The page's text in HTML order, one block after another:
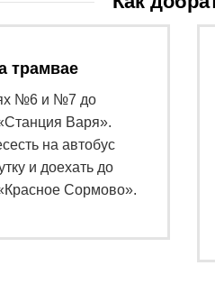
трамвае
№6 и №7 до
Варя».
на автобус
и доехать до
Сормово».